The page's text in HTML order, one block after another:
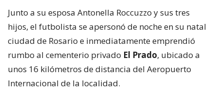
Junto a su esposa Antonella Roccuzzo y sus tres
hijos, el futbolista se apersonó de noche en su natal
ciudad de Rosario e inmediatamente emprendió
rumbo al cementerio privado El Prado, ubicado a
unos 16 kilómetros de distancia del Aeropuerto
Internacional de la localidad.